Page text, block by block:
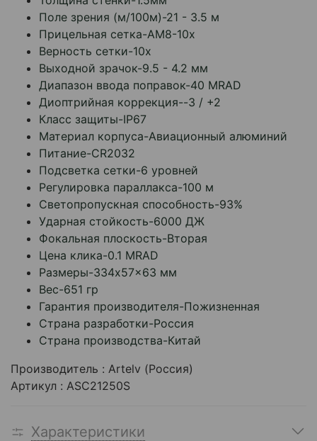
Поле зрения (м/100м)-21 - 3.5 м
Прицельная сетка-AM8-10x
Верность сетки-10x
Выходной зрачок-9.5 - 4.2 мм
Диапазон ввода поправок-40 MRAD
Диоптрийная коррекция--3 / +2
Класс защиты-IP67
Материал корпуса-Авиационный алюминий
Питание-CR2032
Подсветка сетки-6 уровней
Регулировка параллакса-100 м
Светопропускная способность-93%
Ударная стойкость-6000 ДЖ
Фокальная плоскость-Вторая
Цена клика-0.1 MRAD
Размеры-334x57x63 мм
Вес-651 гр
Гарантия производителя-Пожизненная
Страна разработки-Россия
Страна производства-Китай
Производитель : Artelv (Россия)
Артикул : ASC21250S
Характеристики